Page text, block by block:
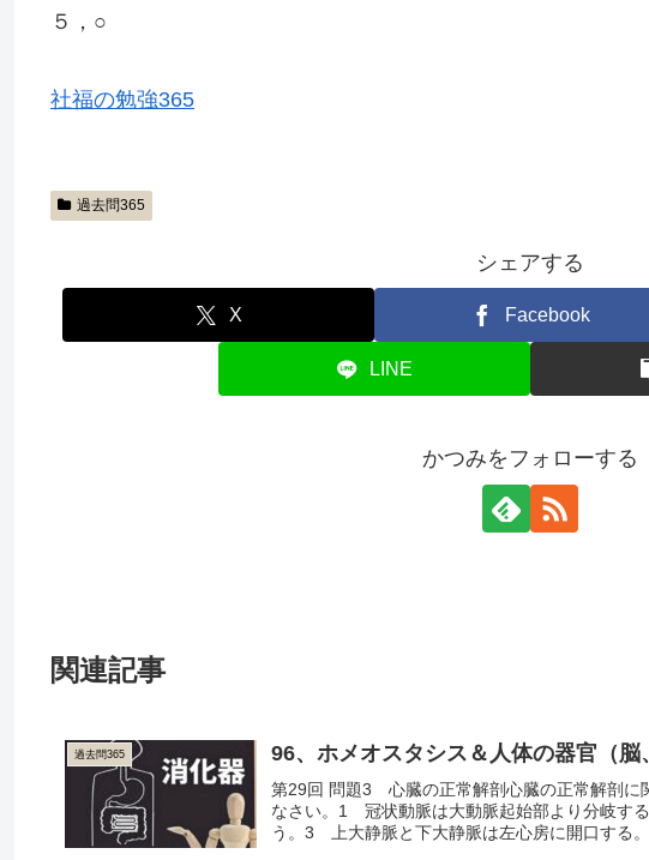
５，○
社福の勉強365
過去問365
シェアする
X Facebook
LINE
かつみをフォローする
関連記事
過去問365 96、ホメオスタシス＆人体の器官（脳
第29回 問題3 心臓の正常解剖心臓の正常解剖に
なさい。1 冠状動脈は大動脈起始部より分岐す
う。3 上大静脈と下大静脈は左心房に開口する